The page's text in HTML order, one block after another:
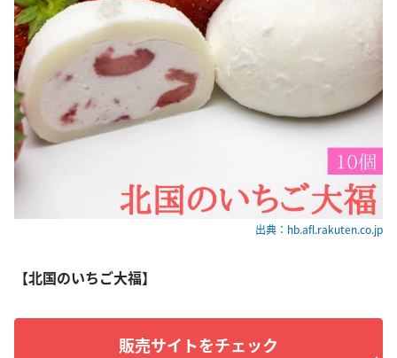
出典：hb.afl.rakuten.co.jp
【北国のいちご大福】
販売サイトをチェック